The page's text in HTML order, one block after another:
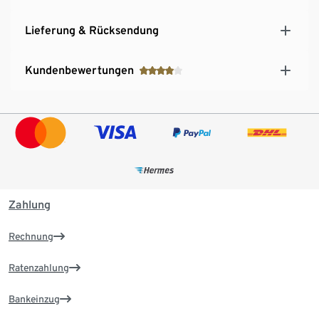
Lieferung & Rücksendung
Kundenbewertungen
Zahlung
Rechnung
Ratenzahlung
Bankeinzug